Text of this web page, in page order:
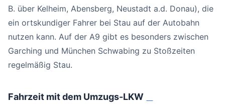
B. über Kelheim, Abensberg, Neustadt a.d. Donau), die
ein ortskundiger Fahrer bei Stau auf der Autobahn
nutzen kann. Auf der A9 gibt es besonders zwischen
Garching und München Schwabing zu Stoßzeiten
regelmäßig Stau.
Fahrzeit mit dem Umzugs-LKW